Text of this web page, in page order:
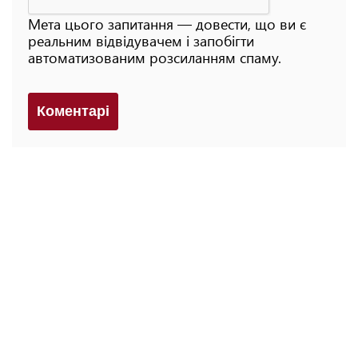
Мета цього запитання — довести, що ви є
реальним відвідувачем і запобігти
автоматизованим розсиланням спаму.
Коментарi